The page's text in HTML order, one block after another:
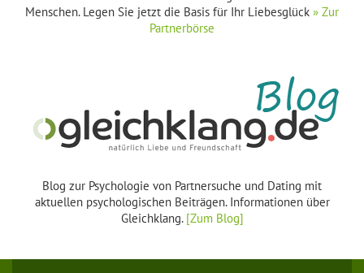
Menschen. Legen Sie jetzt die Basis für Ihr Liebesglück » Zur
Partnerbörse
Blog zur Psychologie von Partnersuche und Dating mit
aktuellen psychologischen Beiträgen. Informationen über
Gleichklang. [Zum Blog]